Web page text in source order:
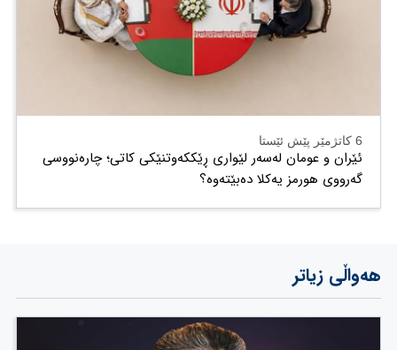
6 کاتژمێر پێش ئێستا
ئێران و عومان لەسەر لێواری ڕێککەوتنێکی کاتی؛ چارەنووسی
گەرووی هورمز یەکلا دەبێتەوە؟
هەواڵی زیاتر